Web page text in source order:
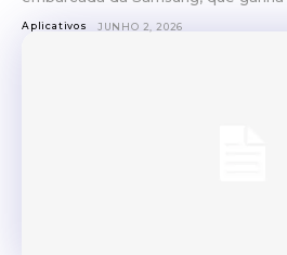
Aplicativos JUNHO 2, 2026